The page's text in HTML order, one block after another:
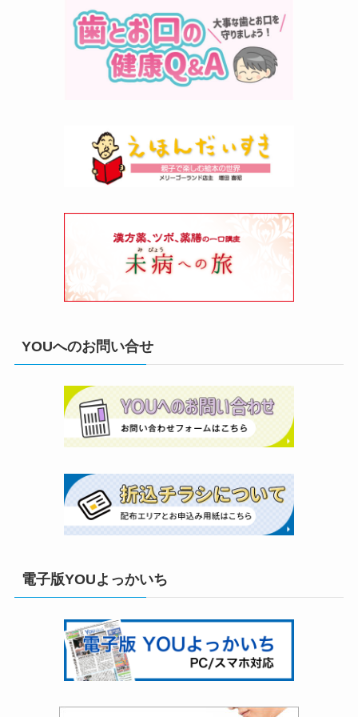
YOUへのお問い合せ
電子版YOUよっかいち